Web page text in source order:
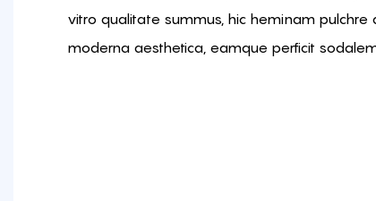
vitro qualitate summus, hic heminam
moderna aesthetica, eamque perficit